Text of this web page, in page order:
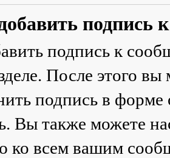
подпись
подпись к
После этого
подпись в форме
Вы также можете
ко всем вашим